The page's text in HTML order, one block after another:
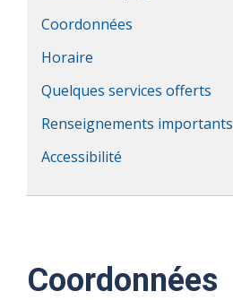
Coordonnées
Horaire
Quelques services offerts
Renseignements importants
Accessibilité
Coordonnées